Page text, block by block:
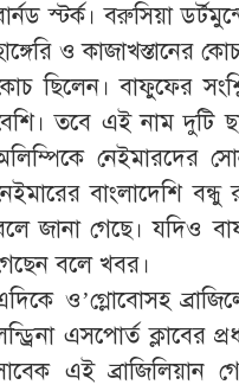
স্টর্ক। বরুসিয়া
ও কাজাখস্তানের
ছিলেন। বাফুফের
তবে এই নাম দুটি
নেইমারদের
বাংলাদেশি
জানা গেছে। যদিও
বলে খবর।
ও’গ্লোবোসহ
এসপোর্ত ক্লাবের
এই ব্রাজিলিয়ান